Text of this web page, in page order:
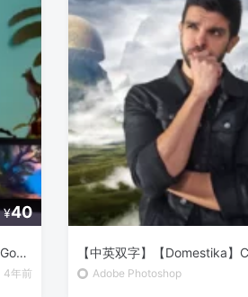
¥40
【中英双字】【Domestika】Gabriel Gomez 在 Photoshop 中加速绘画：加速您的创作过程
4年前 Adobe Photoshop